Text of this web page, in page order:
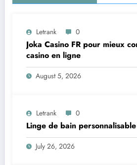
Letrank 0
Joka Casino FR pour mieux
casino en ligne
August 5, 2026
Letrank 0
Linge de bain
July 26, 2026